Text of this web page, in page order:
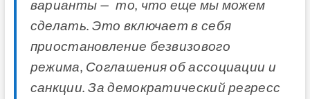
варианты — то, что еще мы можем
сделать. Это включает в себя
приостановление безвизового
режима, Соглашения об ассоциации и
санкции. За демократический регресс